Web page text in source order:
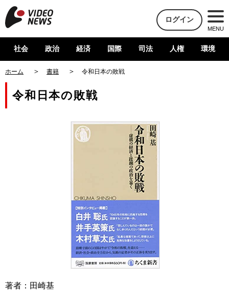
ログイン
MENU
社会 政治 経済 国際 司法 人権 環境
ホーム 書籍 令和日本の敗戦
令和日本の敗戦
著者：田崎基